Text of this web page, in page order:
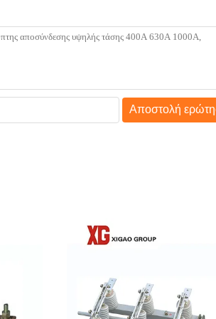
Αποστολή